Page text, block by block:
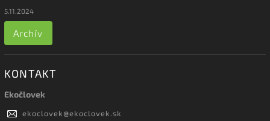
5.11.2024
Archív
KONTAKT
Ekočlovek
ekoclovek@ekoclovek.sk